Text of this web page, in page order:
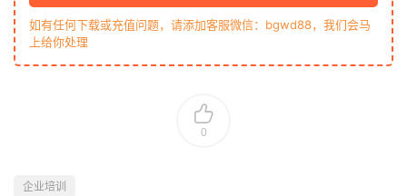
如有任何下载或充值问题，请添加客服微信：bgwd88，我们会马
上给你处理
0
企业培训